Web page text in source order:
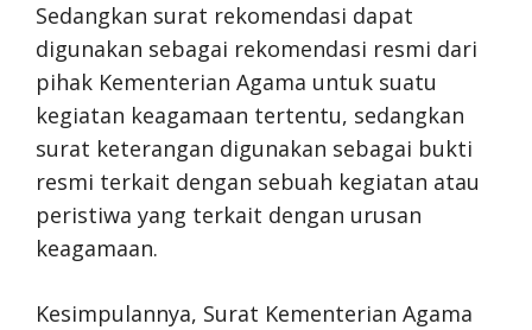
Sedangkan surat rekomendasi dapat
digunakan sebagai rekomendasi resmi dari
pihak Kementerian Agama untuk suatu
kegiatan keagamaan tertentu, sedangkan
surat keterangan digunakan sebagai bukti
resmi terkait dengan sebuah kegiatan atau
peristiwa yang terkait dengan urusan
keagamaan.
Kesimpulannya, Surat Kementerian Agama